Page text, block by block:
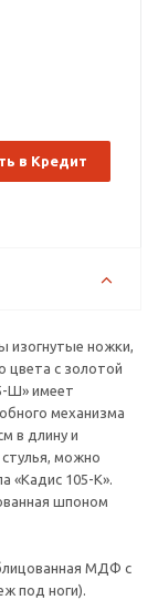
в Кредит
изогнутые ножки,
цвета с золотой
Ш» имеет
механизма
в длину и
можно
«Кадис 105-К».
шпоном
МДФ с
под ноги).